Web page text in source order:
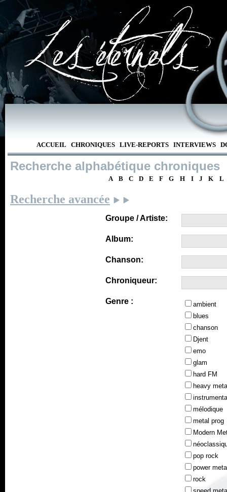
ACCUEIL CHRONIQUES LIVE-REPORTS INTERVIEWS
Recherche alphabétique chroniques
A B C D E F G H I J K L
Recherche avancée
Groupe / Artiste:
Album:
Chanson:
Chroniqueur:
Genre :
ambient
blues
chanson
Djent
emo
glam
hard FM
heavy
mélodique
metal prog
Modern
pop rock
power
rock